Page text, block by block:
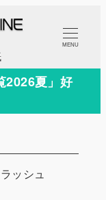
MENU
2026夏」好
ッシュ